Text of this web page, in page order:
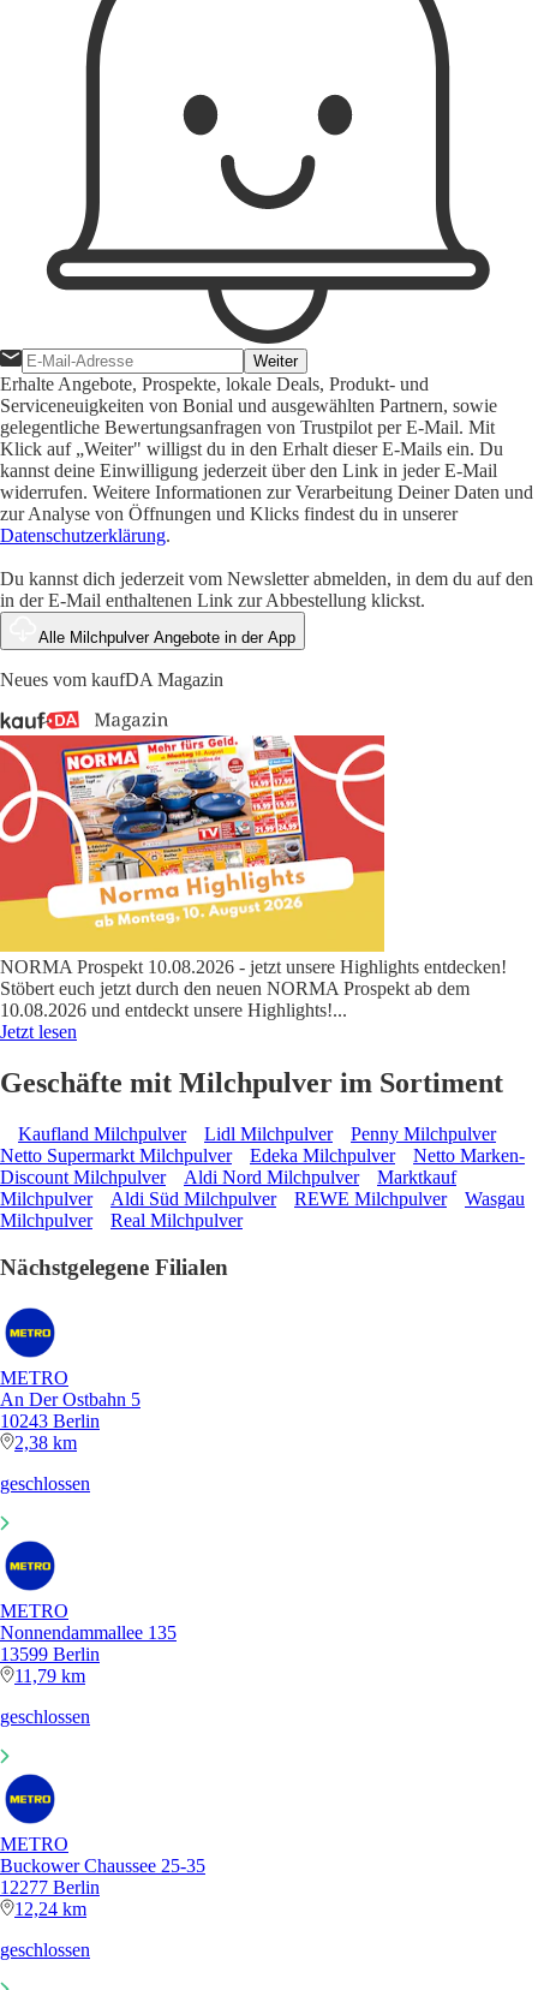
Weiter
Erhalte Angebote, Prospekte, lokale Deals, Produkt- und
Serviceneuigkeiten von Bonial und ausgewählten Partnern, sowie
gelegentliche Bewertungsanfragen von Trustpilot per E-Mail. Mit
Klick auf „Weiter" willigst du in den Erhalt dieser E-Mails ein. Du
kannst deine Einwilligung jederzeit über den Link in jeder E-Mail
widerrufen. Weitere Informationen zur Verarbeitung Deiner Daten und
zur Analyse von Öffnungen und Klicks findest du in unserer
Datenschutzerklärung.
Du kannst dich jederzeit vom Newsletter abmelden, in dem du auf den
in der E-Mail enthaltenen Link zur Abbestellung klickst.
Alle Milchpulver Angebote in der App
Neues vom kaufDA Magazin
NORMA Prospekt 10.08.2026 - jetzt unsere Highlights entdecken!
Stöbert euch jetzt durch den neuen NORMA Prospekt ab dem
10.08.2026 und entdeckt unsere Highlights!...
Jetzt lesen
Geschäfte mit Milchpulver im Sortiment
Kaufland Milchpulver Lidl Milchpulver
Penny Milchpulver
Netto Supermarkt Milchpulver
Edeka Milchpulver
Netto Marken-
Discount Milchpulver
Aldi Nord Milchpulver
Marktkauf
Milchpulver
Aldi Süd Milchpulver REWE Milchpulver
Wasgau
Milchpulver
Real Milchpulver
Nächstgelegene Filialen
METRO
An Der Ostbahn 5
10243 Berlin
2,38 km
geschlossen
METRO
Nonnendammallee 135
13599 Berlin
11,79 km
geschlossen
METRO
Buckower Chaussee 25-35
12277 Berlin
12,24 km
geschlossen